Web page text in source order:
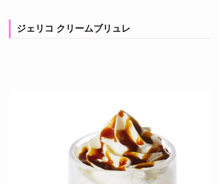
ジェリコ クリームブリュレ